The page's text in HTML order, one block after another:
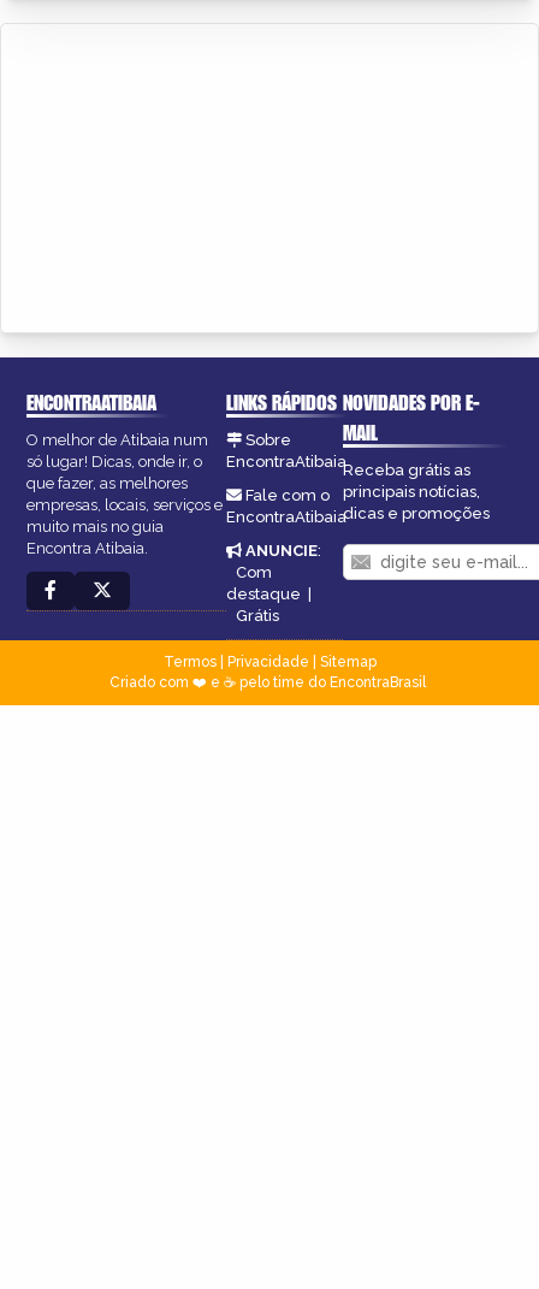
ENCONTRAATIBAIA
O melhor de Atibaia num
só lugar! Dicas, onde ir, o
que fazer, as melhores
empresas, locais, serviços e
muito mais no guia
Encontra Atibaia.
LINKS RÁPIDOS
Sobre
EncontraAtibaia
Fale com o
EncontraAtibaia
ANUNCIE:
Com
destaque |
Grátis
NOVIDADES POR E-
MAIL
Receba grátis as
principais notícias,
dicas e promoções
Termos| Privacidade
Sitemap
Criado com ❤️ e ☕ pelo time do EncontraBrasil